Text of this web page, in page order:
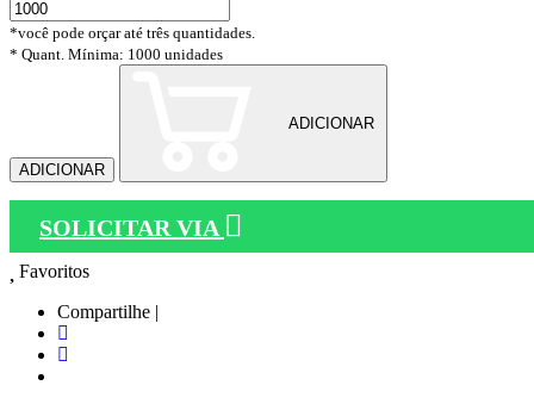
*você pode orçar até três quantidades.
* Quant. Mínima: 1000 unidades
ADICIONAR
ADICIONAR
SOLICITAR VIA
Favoritos
Compartilhe |